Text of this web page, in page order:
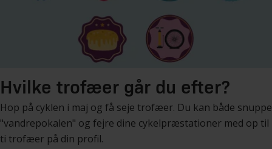
Hvilke trofæer går du efter?
Hop på cyklen i maj og få seje trofæer. Du kan både snuppe
"vandrepokalen" og fejre dine cykelpræstationer med op til
ti trofæer på din profil.